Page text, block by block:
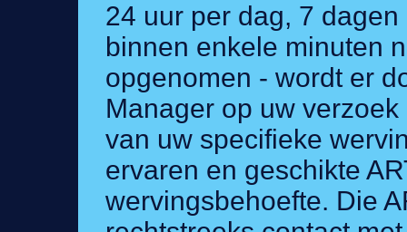
24 uur per dag, 7
binnen enkele minuten
opgenomen - wordt er
Manager op uw
van uw specifieke
ervaren en geschikte
wervingsbehoefte. Die